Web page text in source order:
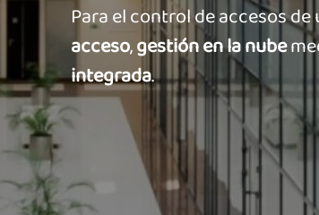
Para el control de accesos
acceso,gestión en la nube
integrada.